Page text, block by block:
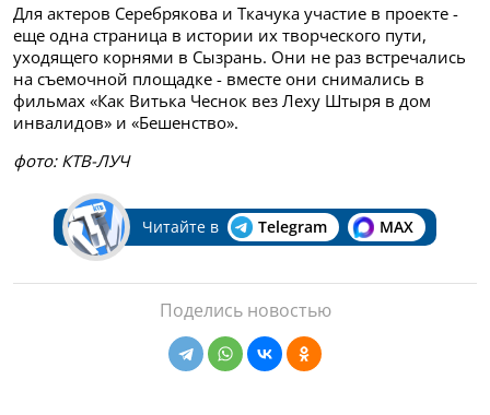
Для актеров Серебрякова и Ткачука участие в проекте -
еще одна страница в истории их творческого пути,
уходящего корнями в Сызрань. Они не раз встречались
на съемочной площадке - вместе они снимались в
фильмах «Как Витька Чеснок вез Леху Штыря в дом
инвалидов» и «Бешенство».
фото: КТВ-ЛУЧ
Читайте в Telegram MAX
Поделись новостью